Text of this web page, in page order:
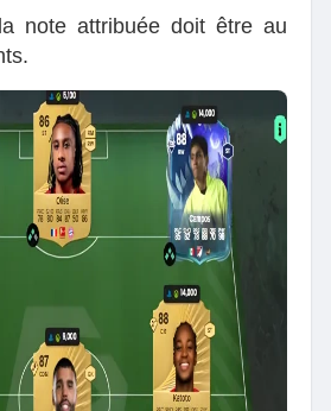
note attribuée doit être au